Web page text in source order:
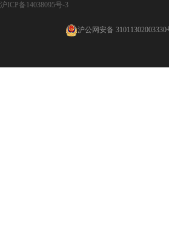
沪ICP备14038095号-3
沪公网安备 31011302003330